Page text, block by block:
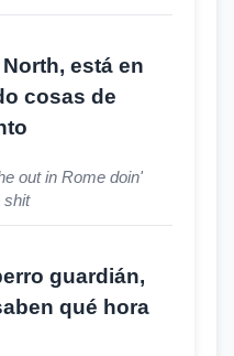
está en
cosas de
out in Rome doin'
shit
guardián,
qué hora